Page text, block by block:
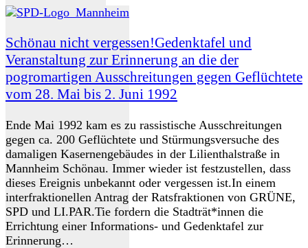
Schönau nicht vergessen!Gedenktafel und
Veranstaltung zur Erinnerung an die der
pogromartigen Ausschreitungen gegen Geflüchtete
vom 28. Mai bis 2. Juni 1992
Ende Mai 1992 kam es zu rassistische Ausschreitungen
gegen ca. 200 Geflüchtete und Stürmungsversuche des
damaligen Kasernengebäudes in der Lilienthalstraße in
Mannheim Schönau. Immer wieder ist festzustellen, dass
dieses Ereignis unbekannt oder vergessen ist.In einem
interfraktionellen Antrag der Ratsfraktionen von GRÜNE,
SPD und LI.PAR.Tie fordern die Stadträt*innen die
Errichtung einer Informations- und Gedenktafel zur
Erinnerung…